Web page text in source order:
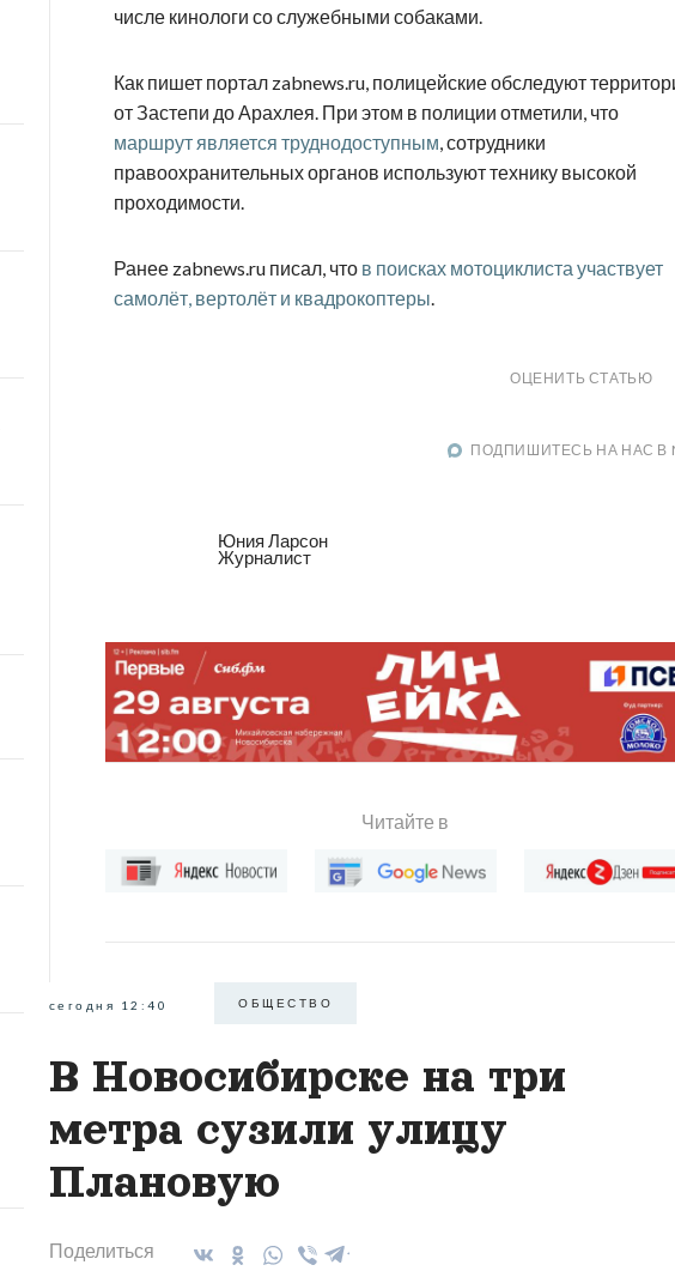
числе кинологи со служебными собаками.
Как пишет портал zabnews.ru, полицейские обследуют
от Застепи до Арахлея. При этом в полиции отметили, что
маршрут является труднодоступным, сотрудники
правоохранительных органов используют технику высокой
проходимости.
Ранее zabnews.ru писал, что в поисках мотоциклиста участвует
самолёт, вертолёт и квадрокоптеры.
ОЦЕНИТЬ СТАТЬЮ
ПОДПИШИТЕСЬ НА НАС В
Юния Ларсон
Журналист
Читайте в
сегодня 12:40 ОБЩЕСТВО
В Новосибирске на три
метра сузили улицу
Плановую
Поделиться